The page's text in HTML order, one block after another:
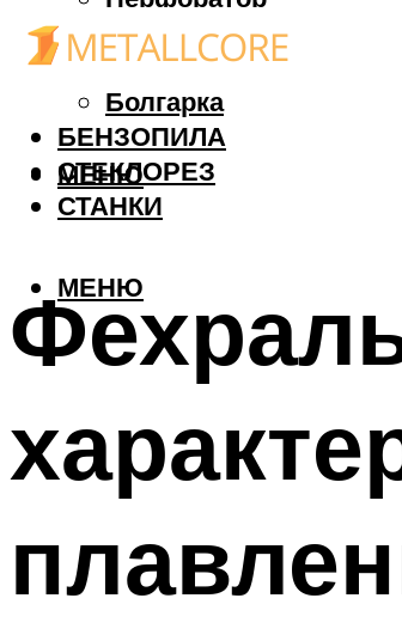
Дрель
Фрезер
Болгарка
БЕНЗОПИЛА
СТЕКЛОРЕЗ
СТАНКИ
МЕНЮ
МЕНЮ